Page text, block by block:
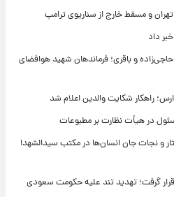
و مسقط خارج از سناریوی ترامپ
داد
و باقری؛ فرماندهان شهید هوافضای
راهکار شکایت والدین اعلام شد
در هیأت نظارت بر مطبوعات
و نجات جان انسان‌ها در مکتب سیدالشهدا
گرفت؛ تهدید تند علیه حکومت سعودی